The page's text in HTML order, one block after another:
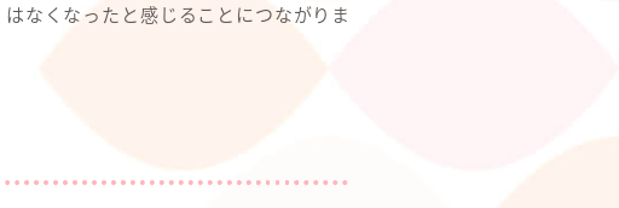
なくなったと感じることにつながりま